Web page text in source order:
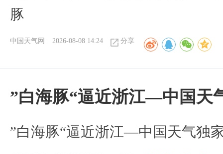
豚
中国天气网 2026-08-08 14:24 分享
”白海豚“逼近浙江—中国天
​”白海豚“逼近浙江—中国天气独